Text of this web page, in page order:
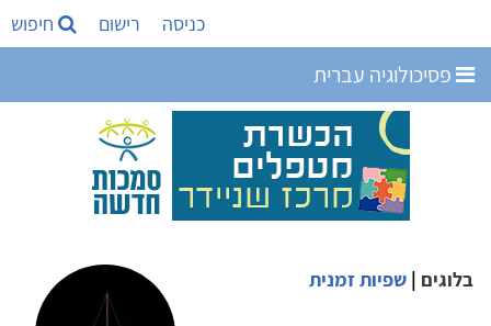
כניסה רישום חיפוש
פסיכולוגיה עברית
בלוגים | שפיות זמנית